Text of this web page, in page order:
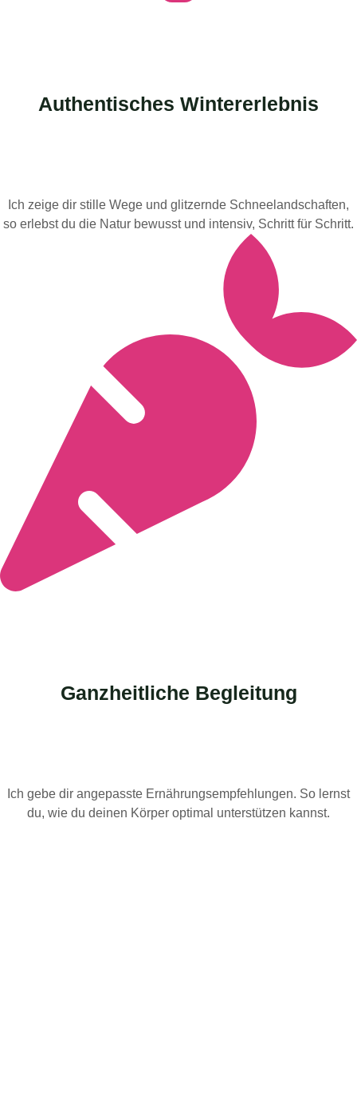
Authentisches Wintererlebnis
Ich zeige dir stille Wege und glitzernde Schneelandschaften,
so erlebst du die Natur bewusst und intensiv, Schritt für Schritt.
Ganzheitliche Begleitung
Ich gebe dir angepasste Ernährungsempfehlungen. So lernst
du, wie du deinen Körper optimal unterstützen kannst.